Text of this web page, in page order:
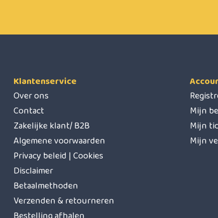
Klantenservice
Over ons
Contact
Zakelijke klant/ B2B
Algemene voorwaarden
Privacy beleid | Cookies
Disclaimer
Betaalmethoden
Verzenden & retourneren
Mijn
Mijn
Mijn